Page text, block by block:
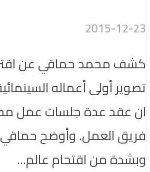
2015-12-23
كشف محمد حماقي عن
تصوير أولى أعماله
ان عقد عدة جلسات عمل
فريق العمل. وأوضح
وبشدة من اقتحام عالم...